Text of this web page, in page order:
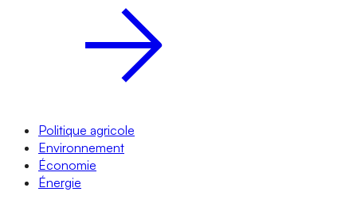
Politique agricole
Environnement
Économie
Énergie